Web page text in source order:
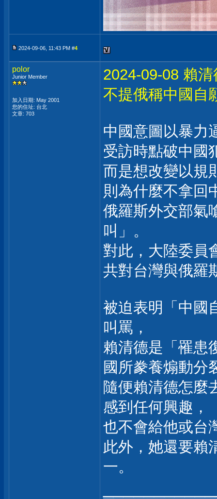
2024-09-06, 11:43 PM #4
polor
Junior Member
加入日期: May 2001
您的住址: 台北
文章: 703
2024-09-08 賴
不提俄稱中國自
中國意圖以暴力
受訪時點破中國
而是想改變以規
則為什麼不拿回
俄羅斯外交部氣
叫」。
對此，大陸委員
共對台灣與俄羅
被迫表明「中國
叫罵，
賴清德是「罹患
國所豢養煽動分
隨便賴清德怎麼
感到任何興趣，
也不會給他或台
此外，她還要賴
一。